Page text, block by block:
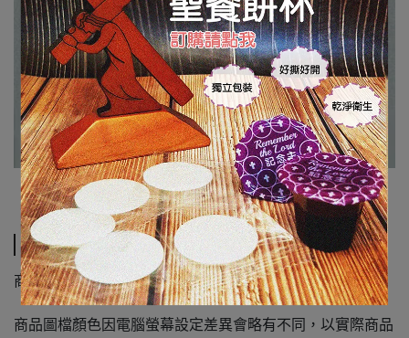
規格說明
商品類別:磁鐵
商品圖檔顏色因電腦螢幕設定差異會略有不同，以實際商品